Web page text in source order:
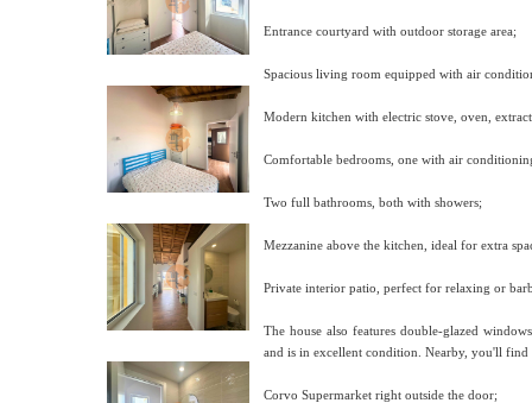
Entrance courtyard with outdoor storage area;
Spacious living room equipped with air
Modern kitchen with electric stove, oven,
Comfortable bedrooms, one with air
Two full bathrooms, both with showers;
Mezzanine above the kitchen, ideal for extra
Private interior patio, perfect for relaxing or
The house also features double-glazed
and is in excellent condition. Nearby, you'll find
Corvo Supermarket right outside the door;